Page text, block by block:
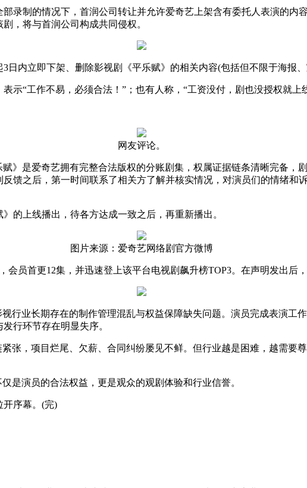
制的情况下，首润公司转让并允许爱奇艺上架含有委托人表演的内
，将与首润公司构成共同侵权。
立即下架、删除影视剧《平乐赋》的相关内容(包括但不限于海报、
“工作不易，必须合法！”；也有人称，“工资没付，剧也没授权就上
网友评论。
是爱奇艺拥有完整合法版权的分账剧集，权属证据链条清晰完备，
馈之后，第一时间联系了相关方了解并核实情况，对演员们的情绪和
上线播出，待各方达成一致之后，再重新播出。
图片来源：爱奇艺网络剧官方微博
首更12集，并迅速登上该平台电视剧飙升榜TOP3。在声明发出后，
业长期存在的制作管理混乱与权益保障缺失问题。演员完成表演工
行环节存在明显失序。
，项目烂尾、欠薪、合同纠纷屡见不鲜。但行业越是困难，越需要
演员的合法权益，更是观众的观剧体验和行业信誉。
序幕。(完)